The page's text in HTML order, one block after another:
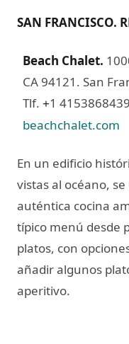
SAN FRANCISCO.
Beach Chalet.
CA 94121. San
Tlf. +1 4153868439
beachchalet.com
En un edificio
vistas al océano,
auténtica cocina
típico menú desde
platos, con
añadir algunos
aperitivo.